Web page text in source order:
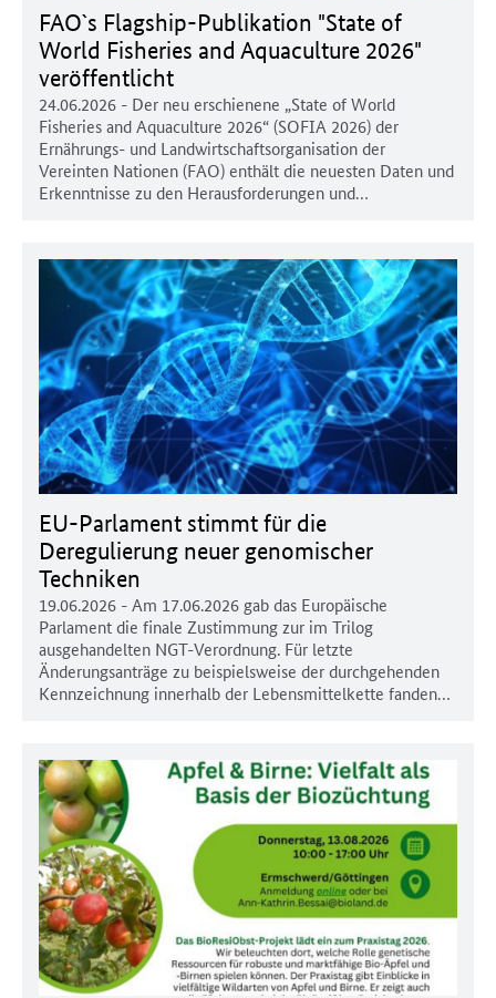
FAO`s Flagship-Publikation "State of
World Fisheries and Aquaculture 2026"
veröffentlicht
24.06.2026 - Der neu erschienene „State of World
Fisheries and Aquaculture 2026“ (SOFIA 2026) der
Ernährungs- und Landwirtschaftsorganisation der
Vereinten Nationen (FAO) enthält die neuesten Daten und
Erkenntnisse zu den Herausforderungen und…
EU-Parlament stimmt für die
Deregulierung neuer genomischer
Techniken
19.06.2026 - Am 17.06.2026 gab das Europäische
Parlament die finale Zustimmung zur im Trilog
ausgehandelten NGT-Verordnung. Für letzte
Änderungsanträge zu beispielsweise der durchgehenden
Kennzeichnung innerhalb der Lebensmittelkette fanden…